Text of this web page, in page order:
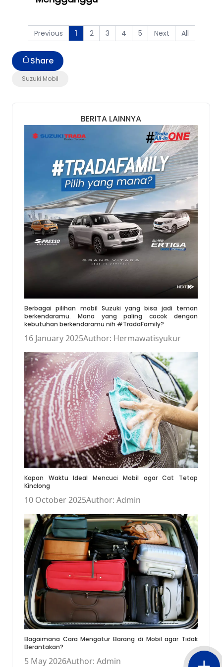
Previous 1 2 3 4 5 Next All
Suzuki Mobil
Share
BERITA LAINNYA
Berbagai pilihan mobil Suzuki yang bisa jadi teman
berkendaramu. Mana yang paling cocok dengan
kebutuhan berkendaramu nih #TradaFamily?
16 January 2025Author: Hermawatisyukur
Kapan Waktu Ideal Mencuci Mobil agar Cat Tetap
Kinclong
10 October 2025Author: Admin
Bagaimana Cara Mengatur Barang di Mobil agar Tidak
Berantakan?
5 May 2026Author: Admin